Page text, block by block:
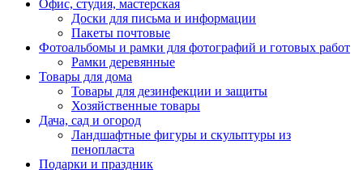
Офис, студия, мастерская
Доски для письма и информации
Пакеты почтовые
Фотоальбомы и рамки для фотографий и готовых работ
Рамки деревянные
Товары для дома
Товары для дезинфекции и защиты
Хозяйственные товары
Дача, сад и огород
Ландшафтные фигуры и скульптуры из
пенопласта
Подарки и праздник